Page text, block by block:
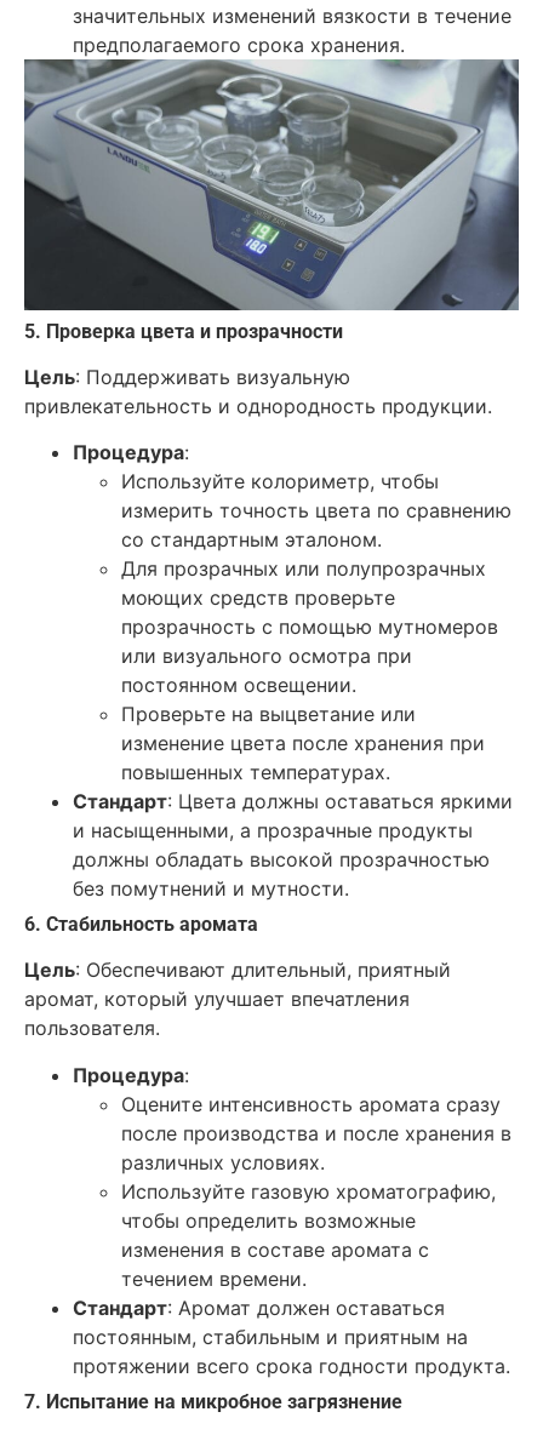
значительных изменений вязкости в течение
предполагаемого срока хранения.
5. Проверка цвета и прозрачности
Цель: Поддерживать визуальную
привлекательность и однородность продукции.
Процедура:
Используйте колориметр, чтобы
измерить точность цвета по сравнению
со стандартным эталоном.
Для прозрачных или полупрозрачных
моющих средств проверьте
прозрачность с помощью мутномеров
или визуального осмотра при
постоянном освещении.
Проверьте на выцветание или
изменение цвета после хранения при
повышенных температурах.
Стандарт: Цвета должны оставаться яркими
и насыщенными, а прозрачные продукты
должны обладать высокой прозрачностью
без помутнений и мутности.
6. Стабильность аромата
Цель: Обеспечивают длительный, приятный
аромат, который улучшает впечатления
пользователя.
Процедура:
Оцените интенсивность аромата сразу
после производства и после хранения в
различных условиях.
Используйте газовую хроматографию,
чтобы определить возможные
изменения в составе аромата с
течением времени.
Стандарт: Аромат должен оставаться
постоянным, стабильным и приятным на
протяжении всего срока годности продукта.
7. Испытание на микробное загрязнение